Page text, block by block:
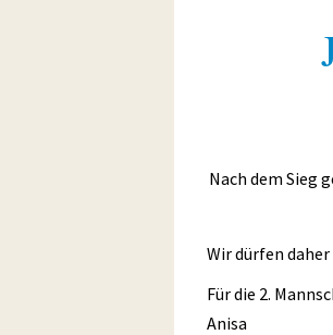
Nach dem Sieg
Wir dürfen
Für die 2.
Anisa